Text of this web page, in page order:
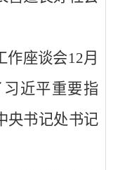
作座谈会12月
近平重要指
央书记处书记